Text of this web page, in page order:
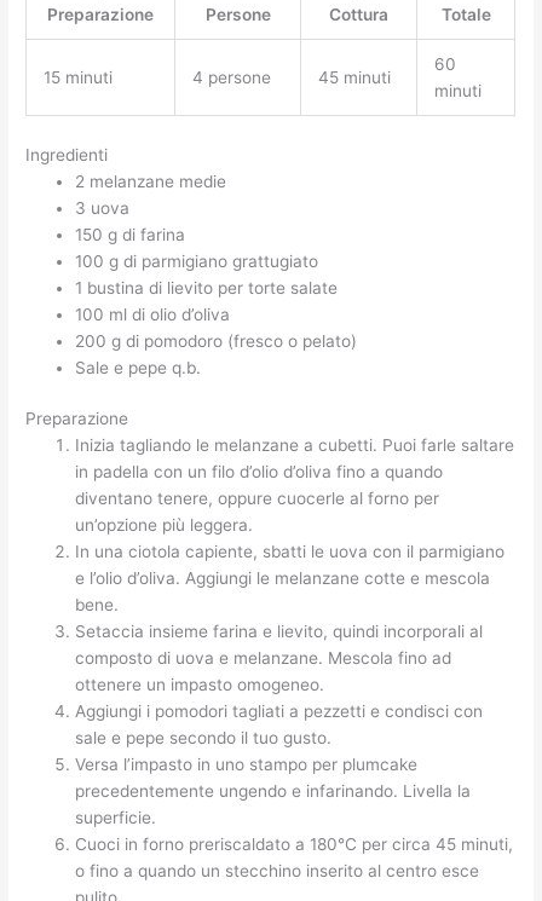
Preparazione
Persone
Cottura
Totale
15 minuti 4 persone 45 minuti
60
minuti
Ingredienti
2 melanzane medie
3 uova
150 g di farina
100 g di parmigiano grattugiato
1 bustina di lievito per torte salate
100 ml di olio d’oliva
200 g di pomodoro (fresco o pelato)
Sale e pepe q.b.
Preparazione
Inizia tagliando le melanzane a cubetti. Puoi farle saltare
in padella con un filo d’olio d’oliva fino a quando
diventano tenere, oppure cuocerle al forno per
un’opzione più leggera.
In una ciotola capiente, sbatti le uova con il parmigiano
e l’olio d’oliva. Aggiungi le melanzane cotte e mescola
bene.
Setaccia insieme farina e lievito, quindi incorporali al
composto di uova e melanzane. Mescola fino ad
ottenere un impasto omogeneo.
Aggiungi i pomodori tagliati a pezzetti e condisci con
sale e pepe secondo il tuo gusto.
Versa l’impasto in uno stampo per plumcake
precedentemente ungendo e infarinando. Livella la
superficie.
Cuoci in forno preriscaldato a 180°C per circa 45 minuti,
o fino a quando un stecchino inserito al centro esce